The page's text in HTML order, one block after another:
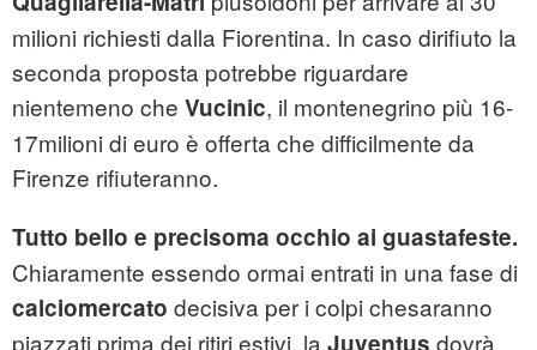
milioni richiesti dalla Fiorentina. In caso dirifiuto la
seconda proposta potrebbe riguardare
nientemeno che Vucinic, il montenegrino più 16-
17milioni di euro è offerta che difficilmente da
Firenze rifiuteranno.
Tutto bello e precisoma occhio ai guastafeste.
Chiaramente essendo ormai entrati in una fase di
calciomercato decisiva per i colpi chesaranno
piazzati prima dei ritiri estivi, la Juventus dovrà